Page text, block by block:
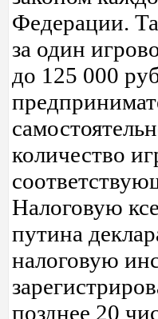
Федерации.
за один
до 125 000
количество
Налоговую
путина
налоговую
позднее 20